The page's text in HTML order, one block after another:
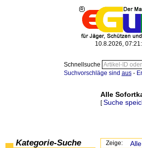
10.8.2026,
Schnellsuche
Suchvorschläge sind aus-
Alle
[Suche
Kategorie-Suche Zeige: